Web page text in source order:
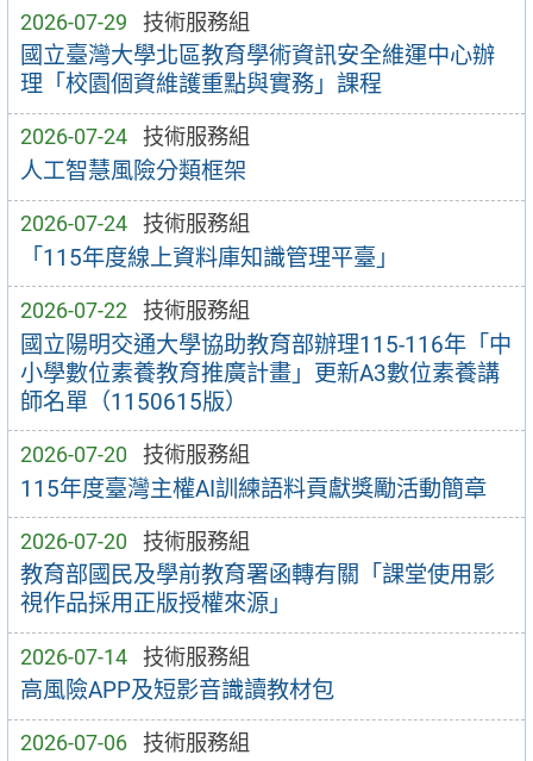
2026-07-29 技術服務組
國立臺灣大學北區教育學術資訊安全維運中心辦
理「校園個資維護重點與實務」課程
2026-07-24 技術服務組
人工智慧風險分類框架
2026-07-24 技術服務組
「115年度線上資料庫知識管理平臺」
2026-07-22 技術服務組
國立陽明交通大學協助教育部辦理115-116年「中
小學數位素養教育推廣計畫」更新A3數位素養講
師名單（1150615版）
2026-07-20 技術服務組
115年度臺灣主權AI訓練語料貢獻獎勵活動簡章
2026-07-20 技術服務組
教育部國民及學前教育署函轉有關「課堂使用影
視作品採用正版授權來源」
2026-07-14 技術服務組
高風險APP及短影音識讀教材包
2026-07-06 技術服務組